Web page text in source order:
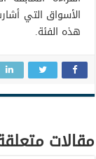
الأسواق التي
هذه الفئة.
مقالات